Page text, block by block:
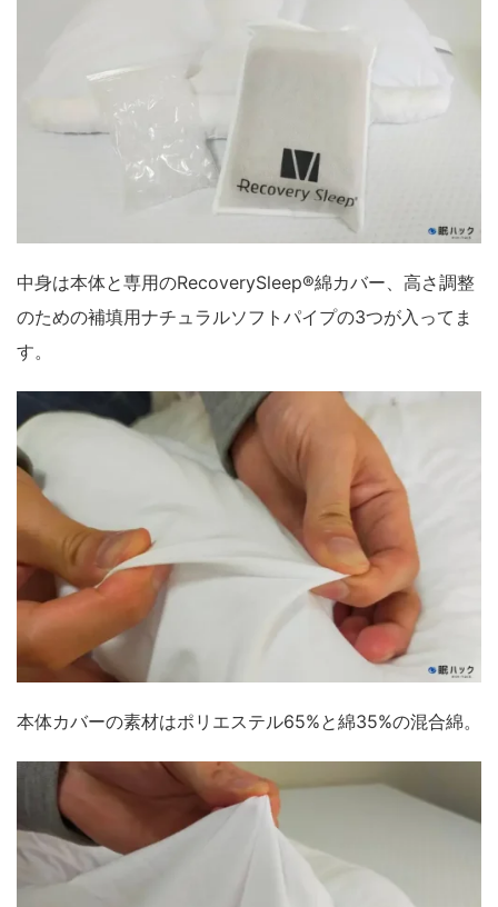
中身は本体と専用のRecoverySleep®綿カバー、高さ調整
のための補填用ナチュラルソフトパイプの3つが入ってま
す。
本体カバーの素材はポリエステル65%と綿35%の混合綿。